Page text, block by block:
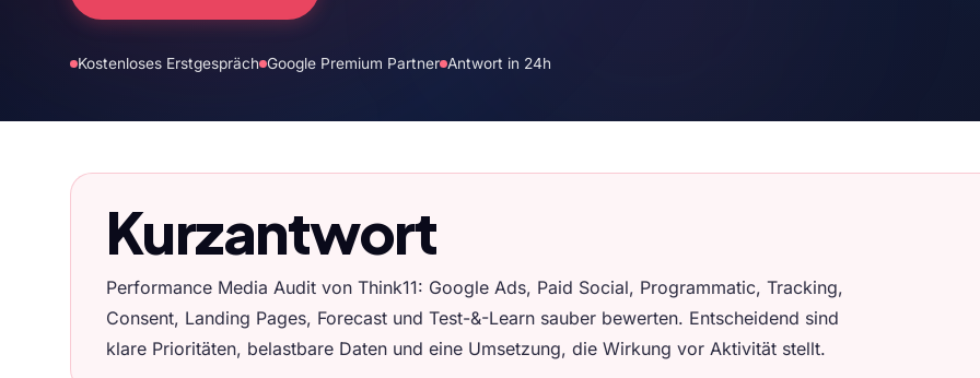
Kostenloses Erstgespräch Google Premium Partner Antwort in 24h
Kurzantwort
Performance Media Audit von Think11: Google Ads, Paid Social, Programmatic, Tracking,
Consent, Landing Pages, Forecast und Test-&-Learn sauber bewerten. Entscheidend sind
klare Prioritäten, belastbare Daten und eine Umsetzung, die Wirkung vor Aktivität stellt.